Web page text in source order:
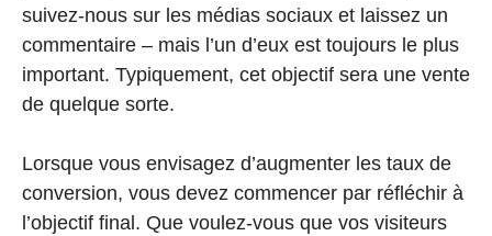
suivez-nous sur les médias sociaux et laissez un
commentaire – mais l’un d’eux est toujours le plus
important. Typiquement, cet objectif sera une vente
de quelque sorte.
Lorsque vous envisagez d’augmenter les taux de
conversion, vous devez commencer par réfléchir à
l’objectif final. Que voulez-vous que vos visiteurs